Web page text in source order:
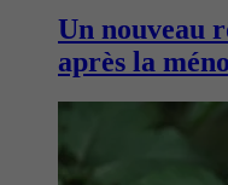
Un nouveau
après la